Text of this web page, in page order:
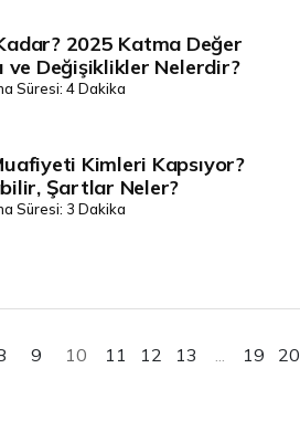
2025 Katma Değer
ve Değişiklikler Nelerdir?
Süresi: 4 Dakika
Kimleri Kapsıyor?
Şartlar Neler?
Süresi: 3 Dakika
9 10 11 12 13 ... 19 20